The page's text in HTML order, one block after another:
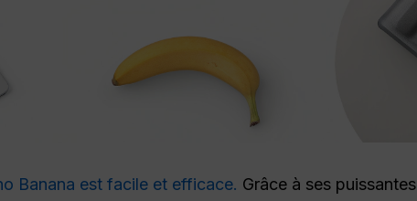
Banana est facile et efficace. Grâce à ses puissantes